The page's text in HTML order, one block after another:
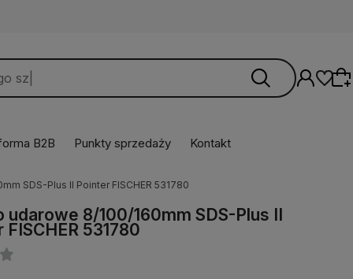
oferty lub zaloguj się, aby przywrócić dodane
produkty do listy z poprzedniej sesji.
B2B Punkty sprzedaży Kontakt
SDS-Plus II Pointer FISCHER 531780
udarowe 8/100/160mm SDS-Plus II
FISCHER 531780